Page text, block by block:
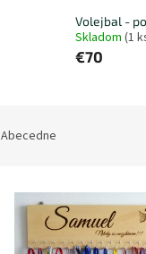
Volejbal -
Skladom (1
€70
Abecedne